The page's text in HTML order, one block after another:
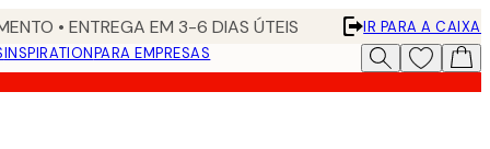
• ENTREGA EM 3-6 DIAS ÚTEIS
IR PARA A CAIXA
INSPIRATIONPARA EMPRESAS